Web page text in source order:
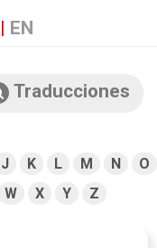
| EN
Traducciones
J K L M N
O
W X Y Z